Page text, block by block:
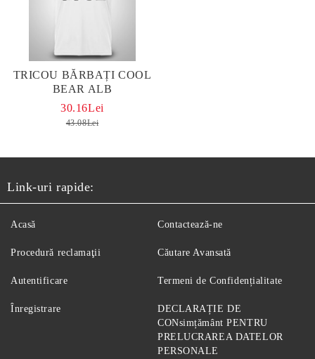
TRICOU BĂRBAȚI COOL
BEAR ALB
30.16Lei
43.08Lei
Link-uri rapide:
Acasă
Procedură reclamaţii
Autentificare
Înregistrare
Contactează-ne
Căutare Avansată
Termeni de Confidențialitate
DECLARAȚIE DE
CONsimțământ PENTRU
PRELUCRAREA DATELOR
PERSONALE